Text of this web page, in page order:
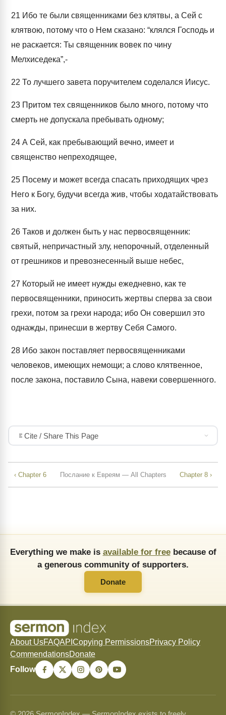
21 Ибо те были священниками без клятвы, а Сей с
клятвою, потому что о Нем сказано: “клялся Господь и
не раскается: Ты священник вовек по чину
Мелхиседека”,-
22 То лучшего завета поручителем соделался Иисус.
23 Притом тех священников было много, потому что
смерть не допускала пребывать одному;
24 А Сей, как пребывающий вечно, имеет и
священство непреходящее,
25 Посему и может всегда спасать приходящих чрез
Него к Богу, будучи всегда жив, чтобы ходатайствовать
за них.
26 Таков и должен быть у нас первосвященник:
святый, непричастный злу, непорочный, отделенный
от грешников и превознесенный выше небес,
27 Который не имеет нужды ежедневно, как те
первосвященники, приносить жертвы сперва за свои
грехи, потом за грехи народа; ибо Он совершил это
однажды, принесши в жертву Себя Самого.
28 Ибо закон поставляет первосвященниками
человеков, имеющих немощи; а слово клятвенное,
после закона, поставило Сына, навеки совершенного.
Cite / Share This Page
‹ Chapter 6 Послание к Евреям — All Chapters Chapter 8 ›
Everything we make is available for freebecause of
a generous community of supporters.
Donate
About UsFAQAPI Copying PermissionsPrivacy Policy
CommendationsDonate
Follow